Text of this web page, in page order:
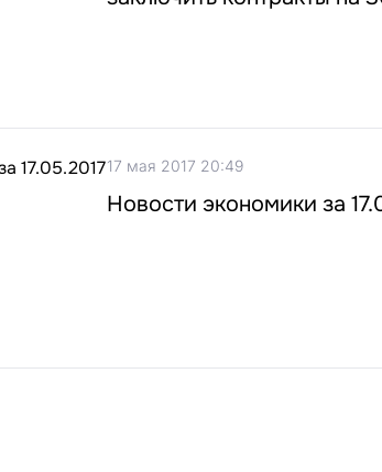
17 мая 2017 20:49
Новости экономики за